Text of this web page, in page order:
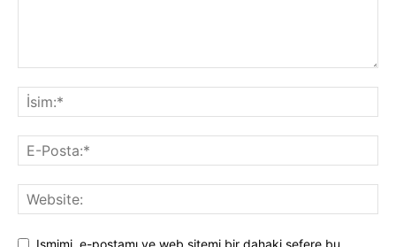
Ismimi, e-postamı ve web sitemi bir dahaki sefere bu